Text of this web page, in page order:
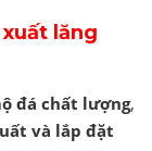
lăng
đá chất lượng,
và lắp đặt